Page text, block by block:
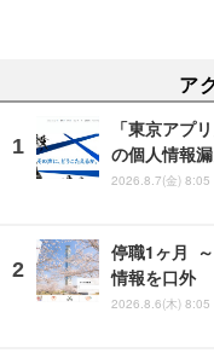
ア
「東京アプ
の個人情報
2026.8.7(金) 8:05
停職1ヶ月
情報を口外
2026.8.6(木) 8:05